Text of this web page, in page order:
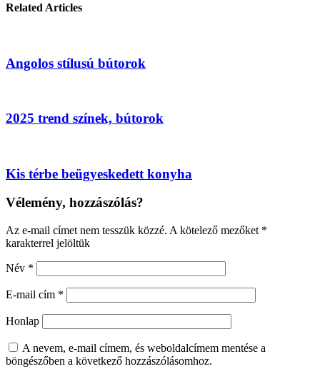
Related Articles
Angolos stílusú bútorok
2025 trend színek, bútorok
Kis térbe beügyeskedett konyha
Vélemény, hozzászólás?
Az e-mail címet nem tesszük közzé. A kötelező mezőket *
karakterrel jelöltük
Név *
E-mail cím *
Honlap
A nevem, e-mail címem, és weboldalcímem mentése a
böngészőben a következő hozzászólásomhoz.